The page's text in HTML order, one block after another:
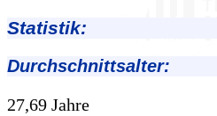
Statistik:
Durchschnittsalter:
27,69 Jahre